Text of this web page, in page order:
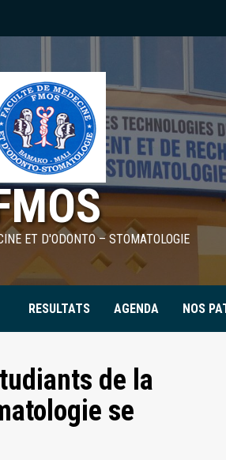
ET D'ODONTO – STOMATOLOGIE
RESULTATS AGENDA NOS
de la
se